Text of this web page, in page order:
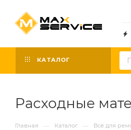
КАТАЛОГ
Расходные
Главная — Каталог — Всё для